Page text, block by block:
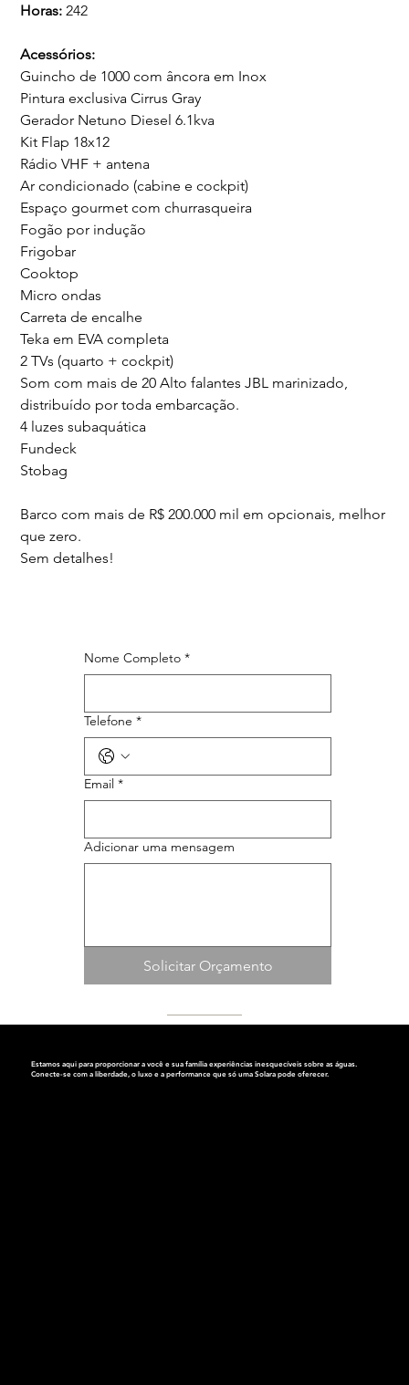
Horas: 242
Acessórios:
Guincho de 1000 com âncora em Inox
Pintura exclusiva Cirrus Gray
Gerador Netuno Diesel 6.1kva
Kit Flap 18x12
Rádio VHF + antena
Ar condicionado (cabine e cockpit)
Espaço gourmet com churrasqueira
Fogão por indução
Frigobar
Cooktop
Micro ondas
Carreta de encalhe
Teka em EVA completa
2 TVs (quarto + cockpit)
Som com mais de 20 Alto falantes JBL marinizado,
distribuído por toda embarcação.
4 luzes subaquática
Fundeck
Stobag
Barco com mais de R$ 200.000 mil em opcionais, melhor
que zero.
Sem detalhes!
Nome Completo *
Telefone *
Email *
Adicionar uma mensagem
Solicitar Orçamento
Estamos aqui para proporcionar a você e sua família experiências inesquecíveis sobre as águas.
Conecte-se com a liberdade, o luxo e a performance que sóuma Solara pode oferecer.